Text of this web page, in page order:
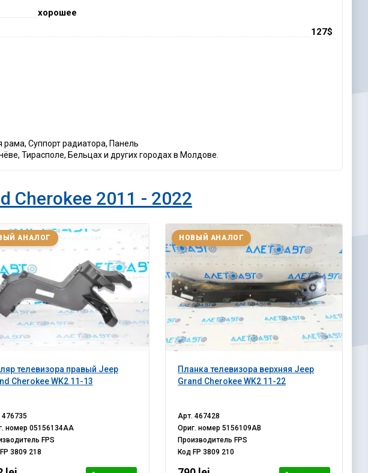
хорошее
127$
Суппорт радиатора, Панель
Тирасполе, Бельцах и других городах в Молдове.
Cherokee 2011 - 2022
телевизора правый Jeep
Cherokee WK2 11-13
АНАЛОГ
476735
номер 05156134AA
FPS
FP 3809 218
Планка телевизора верхняя Jeep
Grand Cherokee WK2 11-22
НОВЫЙ АНАЛОГ
Арт.467428
Ориг. номер5156109AB
Производитель FPS
Код FP 3809 210